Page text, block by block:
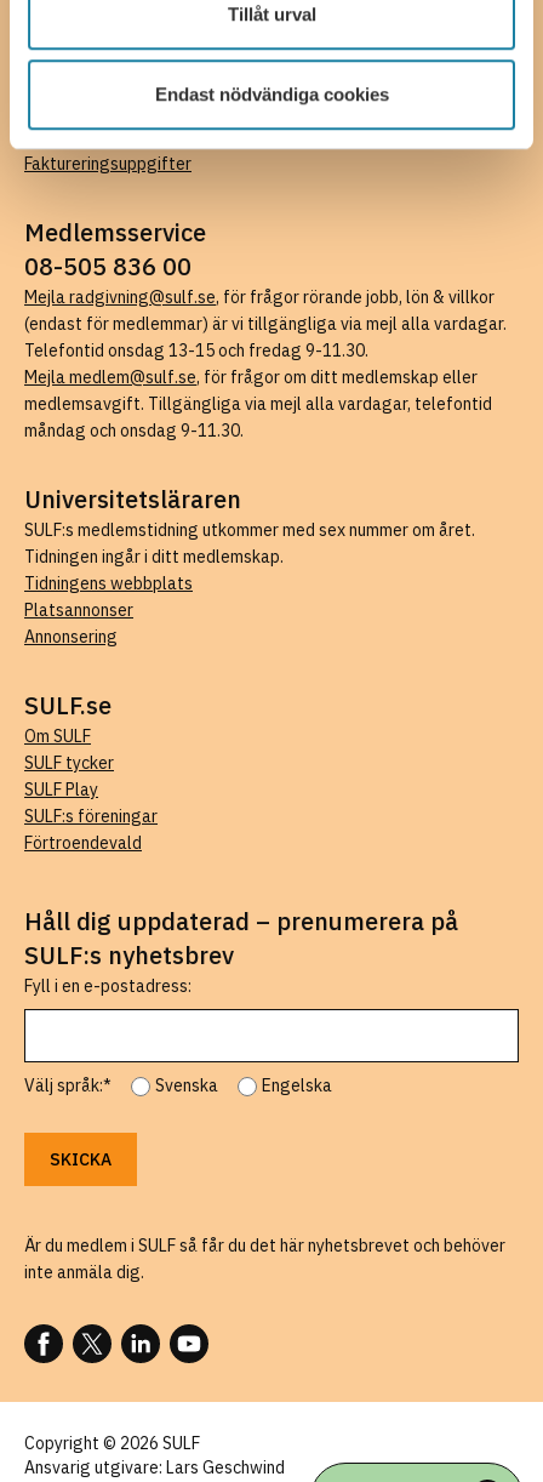
Tillåt urval
Endast nödvändiga cookies
Ferkens gränd 4, 111 30 Stockholm
08-505 836 00 (växel),
kansli@sulf.se
Pressrum
Faktureringsuppgifter
Medlemsservice
08-505 836 00
Mejla radgivning@sulf.se, för frågor rörande jobb, lön & villkor
(endast för medlemmar) är vi tillgängliga via mejl alla vardagar.
Telefontid onsdag 13-15 och fredag 9-11.30.
Mejla medlem@sulf.se, för frågor om ditt medlemskap eller
medlemsavgift. Tillgängliga via mejl alla vardagar, telefontid
måndag och onsdag 9-11.30.
Universitetsläraren
SULF:s medlemstidning utkommer med sex nummer om året.
Tidningen ingår i ditt medlemskap.
Tidningens webbplats
Platsannonser
Annonsering
SULF.se
Om SULF
SULF tycker
SULF Play
SULF:s föreningar
Förtroendevald
Håll dig uppdaterad – prenumerera på
SULF:s nyhetsbrev
Fyll i en e-postadress:
Välj språk:* Svenska Engelska
Är du medlem i SULF så får du det här nyhetsbrevet och behöver
inte anmäla dig.
FÖLJ OSS PÅ FACEBOOK
FÖLJ OSS PÅ X
FÖLJ OSS PÅ LINKEDIN
FÖLJ OSS PÅ YOUTUBE
Copyright © 2026 SULF
Ansvarig utgivare: Lars Geschwind